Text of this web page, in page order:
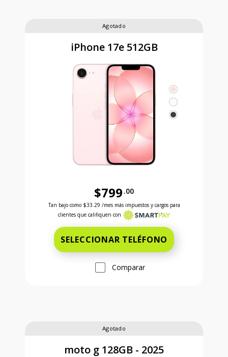
Agotado
iPhone 17e 512GB
$799 .00
Antes el precio era 799 dollars and 00 cents
Tan bajo como $33.29 /mes más impuestos y cargos para
clientes que califiquen con
SELECCIONAR TELÉFONO
Comparar
Agotado
moto g 128GB - 2025